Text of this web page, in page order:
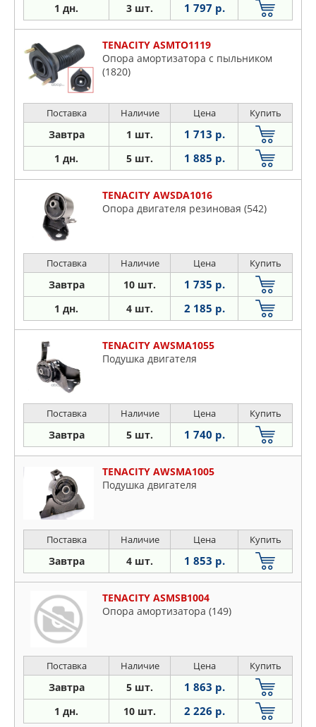
1 дн. 3 шт. 1 797 р.
TENACITY ASMTO1119
Опора амортизатора с пыльником
(1820)
Поставка Наличие Цена Купить
Завтра 1 шт. 1 713 р.
1 дн. 5 шт. 1 885 р.
TENACITY AWSDA1016
Опора двигателя резиновая (542)
Поставка Наличие Цена Купить
Завтра 10 шт. 1 735 р.
1 дн. 4 шт. 2 185 р.
TENACITY AWSMA1055
Подушка двигателя
Поставка Наличие Цена Купить
Завтра 5 шт. 1 740 р.
TENACITY AWSMA1005
Подушка двигателя
Поставка Наличие Цена Купить
Завтра 4 шт. 1 853 р.
TENACITY ASMSB1004
Опора амортизатора (149)
Поставка Наличие Цена Купить
Завтра 5 шт. 1 863 р.
1 дн. 10 шт. 2 226 р.